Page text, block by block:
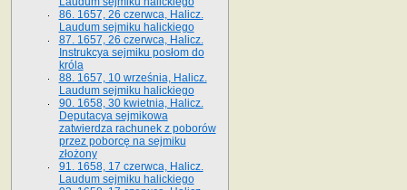
86. 1657, 26 czerwca, Halicz.
Laudum sejmiku halickiego
87. 1657, 26 czerwca, Halicz.
Instrukcya sejmiku posłom do
króla
88. 1657, 10 września, Halicz.
Laudum sejmiku halickiego
90. 1658, 30 kwietnia, Halicz.
Deputacya sejmikowa
zatwierdza rachunek z poborów
przez poborcę na sejmiku
złożony
91. 1658, 17 czerwca, Halicz.
Laudum sejmiku halickiego